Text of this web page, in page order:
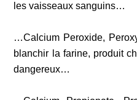
les vaisseaux sanguins…
…Calcium Peroxide,
blanchir la farine, produit
dangereux…